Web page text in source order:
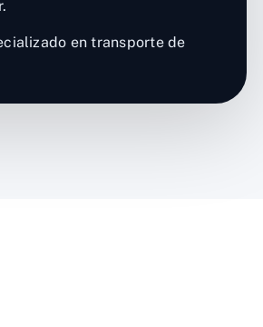
en transporte de